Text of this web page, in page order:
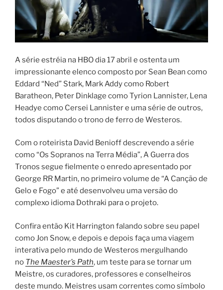
A série estréia na HBO dia 17 abril e ostenta um
impressionante elenco composto por Sean Bean como
Eddard “Ned” Stark, Mark Addy como Robert
Baratheon, Peter Dinklage como Tyrion Lannister, Lena
Headye como Cersei Lannister e uma série de outros,
todos disputando o trono de ferro de Westeros.
Com o roteirista David Benioff descrevendo a série
como “Os Sopranos na Terra Média”, A Guerra dos
Tronos segue fielmente o enredo apresentado por
George RR Martin, no primeiro volume de “A Canção de
Gelo e Fogo” e até desenvolveu uma versão do
complexo idioma Dothraki para o projeto.
Confira então Kit Harrington falando sobre seu papel
como Jon Snow, e depois e depois faça uma viagem
interativa pelo mundo de Westeros mergulhando
no The Maester’s Path, um teste para se tornar um
Meistre, os curadores, professores e conselheiros
deste mundo. Meistres usam correntes como símbolo